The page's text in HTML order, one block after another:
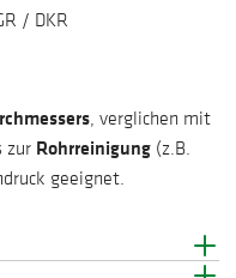
/ DKR
, verglichen mit
zur Rohrreinigung(z.B.
geeignet.